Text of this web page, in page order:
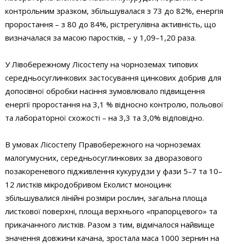
контрольним зразком, збільшувалася з 73 до 82%, енергія
проростання – з 80 до 84%, рістрегулівна активність, що
визначалася за масою паростків, – у 1,09–1,20 раза.
У Лівобережному Лісостепу на чорноземах типових
середньосуглинкових застосування цинкових добрив для
допосівної обробки насіння зумовлювало підвищення
енергії проростання на 3,1 % відносно конт­ролю, польової
та лабораторної схожості – на 3,3 та 3,0% відповідно.
В умовах Лісостепу Правобережного на чорноземах
малогумусних, середньосуглинкових за дворазового
позакореневого підживлення кукурудзи у фази 5–7 та 10–
12 листків мікродобривом Еколист моноцинк
збільшувалися лінійні розміри рослин, загальна площа
листкової поверхні, площа верхнього «прапорцевого» та
прикачанного листків. Разом з тим, відмічалося найвище
значення довжини качана, зростала маса 1000 зернин на